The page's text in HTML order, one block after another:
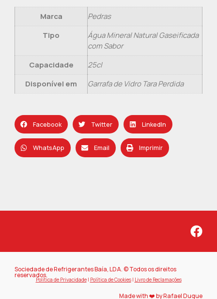
Marca
Pedras
Tipo
Água Mineral Natural Gaseificada
com Sabor
Capacidade
25cl
Disponível em
Garrafa de Vidro Tara Perdida
Facebook Twitter LinkedIn
WhatsApp Email Imprimir
Sociedade de Refrigerantes Baía, LDA. © Todos os direitos
reservados.
Política de Privacidade| Política de Cookies| Livro de Reclamações
Made with ❤️ by Rafael Duque